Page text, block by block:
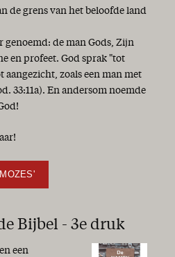
de grens van het beloofde land
genoemd: de man Gods, Zijn
en profeet. God sprak "tot
aangezicht, zoals een man met
33:11a). En andersom noemde
Bijbel - 3e druk
een